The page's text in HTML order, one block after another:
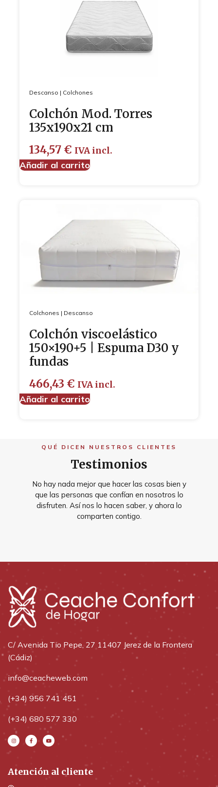
Descanso | Colchones
Colchón Mod. Torres
135x190x21 cm
134,57 € IVA incl.
Añadir al carrito
Colchones | Descanso
Colchón viscoelástico
150×190+5 | Espuma D30 y
fundas
466,43 € IVA incl.
Añadir al carrito
QUÉ DICEN NUESTROS CLIENTES
Testimonios
No hay nada mejor que hacer las cosas bien y
que las personas que confían en nosotros lo
disfruten. Así nos lo hacen saber, y ahora lo
comparten contigo.
C/ Avenida Tio Pepe, 27 11407 Jerez de la Frontera
(Cádiz)
info@ceacheweb.com
(+34) 956 741 451
(+34) 680 577 330
Atención al cliente